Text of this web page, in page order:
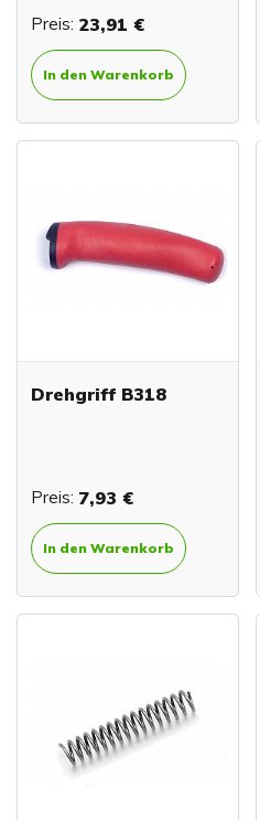
Preis: 23,91 €
In den Warenkorb
Drehgriff B318
Preis: 7,93 €
In den Warenkorb